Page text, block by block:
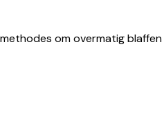
om overmatig